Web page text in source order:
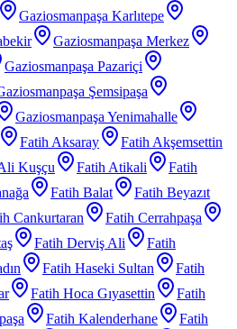
Gaziosmanpaşa Karlıtepe
Gaziosmanpaşa Merkez
Gaziosmanpaşa Pazariçi
Şemsipaşa
Gaziosmanpaşa Yenimahalle
Fatih Aksaray
Fatih Akşemsettin
Kuşçu Fatih Atikali
Fatih
Fatih Balat
Fatih Beyazıt
Cankurtaran
Fatih Cerrahpaşa
Fatih Derviş Ali
Fatih
Fatih Haseki Sultan
Fatih
Fatih Hoca Gıyasettin
Fatih
Fatih Kalenderhane Fatih